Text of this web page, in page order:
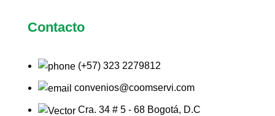
Contacto
(+57) 323 2279812
convenios@coomservi.com
Cra. 34 # 5 - 68 Bogotá, D.C